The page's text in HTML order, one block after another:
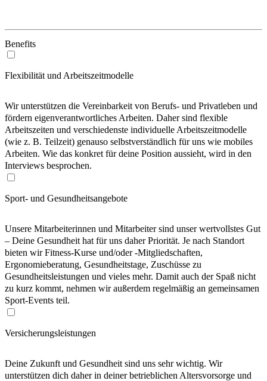
Benefits
Flexibilität und Arbeitszeitmodelle
Wir unterstützen die Vereinbarkeit von Berufs- und Privatleben und
fördern eigenverantwortliches Arbeiten. Daher sind flexible
Arbeitszeiten und verschiedenste individuelle Arbeitszeitmodelle
(wie z. B. Teilzeit) genauso selbstverständlich für uns wie mobiles
Arbeiten. Wie das konkret für deine Position aussieht, wird in den
Interviews besprochen.
Sport- und Gesundheitsangebote
Unsere Mitarbeiterinnen und Mitarbeiter sind unser wertvollstes Gut
– Deine Gesundheit hat für uns daher Priorität. Je nach Standort
bieten wir Fitness-Kurse und/oder -Mitgliedschaften,
Ergonomieberatung, Gesundheitstage, Zuschüsse zu
Gesundheitsleistungen und vieles mehr. Damit auch der Spaß nicht
zu kurz kommt, nehmen wir außerdem regelmäßig an gemeinsamen
Sport-Events teil.
Versicherungsleistungen
Deine Zukunft und Gesundheit sind uns sehr wichtig. Wir
unterstützen dich daher in deiner betrieblichen Altersvorsorge und